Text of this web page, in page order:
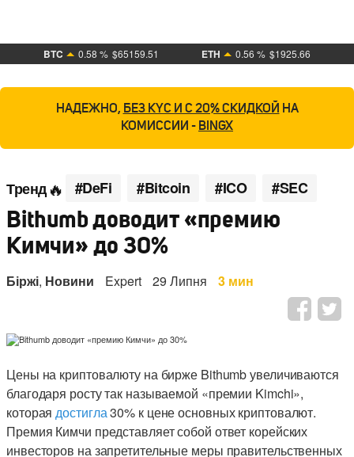
BTC 0.58 % $65159.51 ETH 0.56 % $1925.66
НАДЕЖНО, БЕЗ KYC И С 20% СКИДКОЙ НА
КОМИССИИ - BINGX
Тренд #DeFi #Bitcoin #ICO #SEC
Bithumb доводит «премию
Кимчи» до 30%
Біржі, Новини Expert 29 Липня 3 мин
Цены на криптовалюту на бирже Bithumb увеличиваются
благодаря росту так называемой «премии Kimchi»,
котораядостигла30% к цене основных криптовалют.
Премия Кимчи представляет собой ответ корейских
инвесторов на запретительные меры правительственных